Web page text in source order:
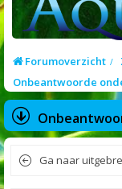
Forumoverzicht
Onbeantwoorde
Ga naar